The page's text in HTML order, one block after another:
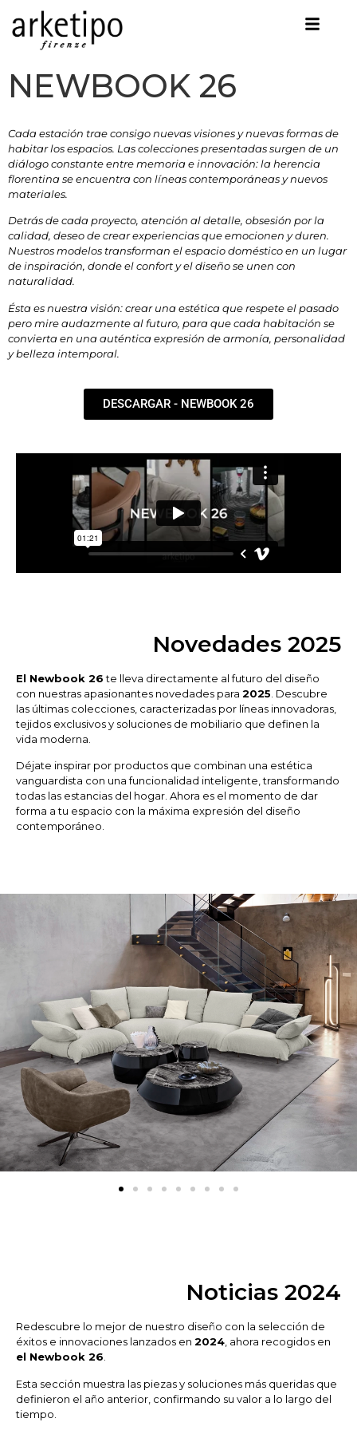
NEWBOOK 26
Cada estación trae consigo nuevas visiones y nuevas formas de
habitar los espacios. Las colecciones presentadas surgen de un
diálogo constante entre memoria e innovación: la herencia
florentina se encuentra con líneas contemporáneas y nuevos
materiales.
Detrás de cada proyecto, atención al detalle, obsesión por la
calidad, deseo de crear experiencias que emocionen y duren.
Nuestros modelos transforman el espacio doméstico en un lugar
de inspiración, donde el confort y el diseño se unen con
naturalidad.
Ésta es nuestra visión: crear una estética que respete el pasado
pero mire audazmente al futuro, para que cada habitación se
convierta en una auténtica expresión de armonía, personalidad
y belleza intemporal.
DESCARGAR - NEWBOOK 26
Novedades 2025
El Newbook 26te lleva directamente al futuro del diseño
con nuestras apasionantes novedades para 2025 . Descubre
las últimas colecciones, caracterizadas por líneas innovadoras,
tejidos exclusivos y soluciones de mobiliario que definen la
vida moderna.
Déjate inspirar por productos que combinan una estética
vanguardista con una funcionalidad inteligente, transformando
todas las estancias del hogar. Ahora es el momento de dar
forma a tu espacio con la máxima expresión del diseño
contemporáneo.
Noticias 2024
Redescubre lo mejor de nuestro diseño con la selección de
éxitos e innovaciones lanzados en 2024 , ahora recogidos en
el Newbook 26
Esta sección muestra las piezas y soluciones más queridas que
definieron el año anterior, confirmando su valor a lo largo del
tiempo.